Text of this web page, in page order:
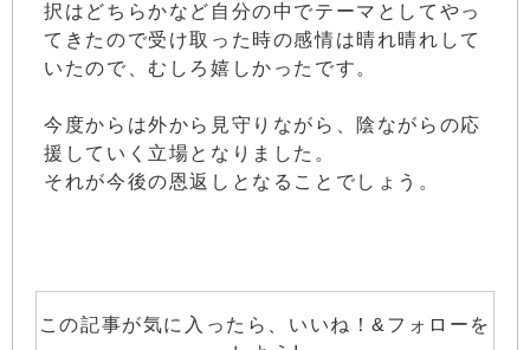
択はどちらかなど自分の中でテーマとしてやっ
てきたので受け取った時の感情は晴れ晴れして
いたので、むしろ嬉しかったです。
今度からは外から見守りながら、陰ながらの応
援していく立場となりました。
それが今後の恩返しとなることでしょう。
この記事が気に入ったら、いいね！&フォローを